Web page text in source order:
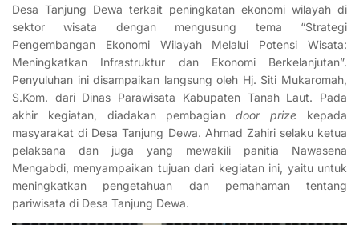
Desa Tanjung Dewa terkait peningkatan ekonomi wilayah di
sektor wisata dengan mengusung tema “Strategi
Pengembangan Ekonomi Wilayah Melalui Potensi Wisata:
Meningkatkan Infrastruktur dan Ekonomi Berkelanjutan”.
Penyuluhan ini disampaikan langsung oleh Hj. Siti Mukaromah,
S.Kom. dari Dinas Parawisata Kabupaten Tanah Laut. Pada
akhir kegiatan, diadakan pembagiandoor prize kepada
masyarakat di Desa Tanjung Dewa. Ahmad Zahiri selaku ketua
pelaksana dan juga yang mewakili panitia Nawasena
Mengabdi, menyampaikan tujuan dari kegiatan ini, yaitu untuk
meningkatkan pengetahuan dan pemahaman tentang
pariwisata di Desa Tanjung Dewa.